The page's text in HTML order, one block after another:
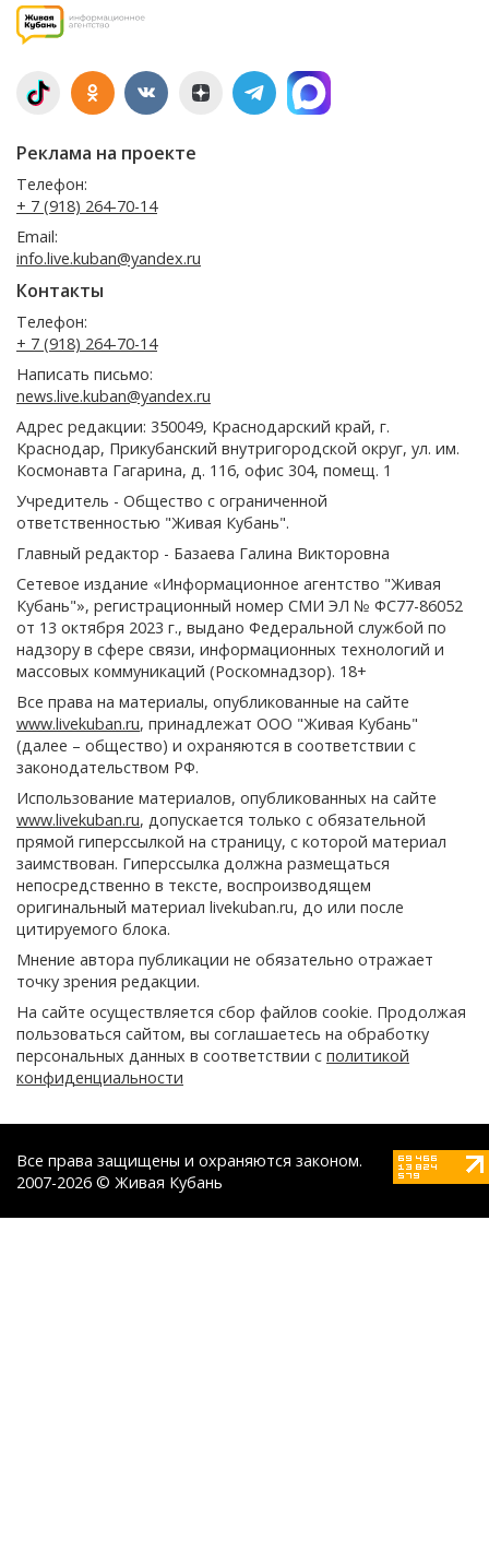
Реклама на проекте
Телефон:
+ 7 (918) 264-70-14
Email:
info.live.kuban@yandex.ru
Контакты
Телефон:
+ 7 (918) 264-70-14
Написать письмо:
news.live.kuban@yandex.ru
Адрес редакции: 350049, Краснодарский край, г.
Краснодар, Прикубанский внутригородской округ, ул. им.
Космонавта Гагарина, д. 116, офис 304, помещ. 1
Учредитель - Общество с ограниченной
ответственностью "Живая Кубань".
Главный редактор - Базаева Галина Викторовна
Сетевое издание «Информационное агентство "Живая
Кубань"», регистрационный номер СМИ ЭЛ № ФС77-86052
от 13 октября 2023 г., выдано Федеральной службой по
надзору в сфере связи, информационных технологий и
массовых коммуникаций (Роскомнадзор). 18+
Все права на материалы, опубликованные на сайте
www.livekuban.ru, принадлежат ООО "Живая Кубань"
(далее – общество) и охраняются в соответствии с
законодательством РФ.
Использование материалов, опубликованных на сайте
www.livekuban.ru, допускается только с обязательной
прямой гиперссылкой на страницу, с которой материал
заимствован. Гиперссылка должна размещаться
непосредственно в тексте, воспроизводящем
оригинальный материал livekuban.ru, до или после
цитируемого блока.
Мнение автора публикации не обязательно отражает
точку зрения редакции.
На сайте осуществляется сбор файлов cookie. Продолжая
пользоваться сайтом, вы соглашаетесь на обработку
персональных данных в соответствии с политикой
конфиденциальности
Все права защищены и охраняются законом.
2007-2026 © Живая Кубань